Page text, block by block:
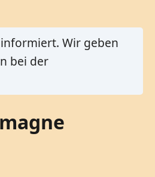
Wir geben
bei der